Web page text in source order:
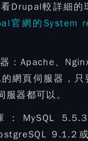
Drupal較詳細的
官網的System
：Apache、
網頁伺服器，只
服器都可以。
MySQL
9.1.2